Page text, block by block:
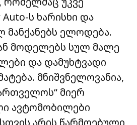
Auto-ს ხარისხი და
მანქანებს ელოდება.
მოდელებს სულ მალე
და დამუხტვადი
მნიშვნელოვანია,
მიერ
ავტომობილები
არის წარმოებული